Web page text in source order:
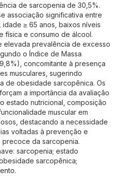
de sarcopenia de 30,5%.
associação significativa entre
idade ≥ 65 anos, baixos níveis
física e consumo de álcool.
elevada prevalência de excesso
o Índice de Massa
concomitante à presença
musculares, sugerindo
de obesidade sarcopênica. Os
a importância da avaliação
estado nutricional, composição
muscular em
destacando a necessidade
voltadas à prevenção e
precoce da sarcopenia.
sarcopenia; estado
sarcopênica;